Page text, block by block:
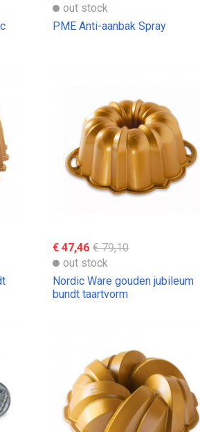
out stock
PME Anti-aanbak Spray
€ 47,46 € 79,10
out stock
Nordic Ware gouden jubileum
bundt taartvorm